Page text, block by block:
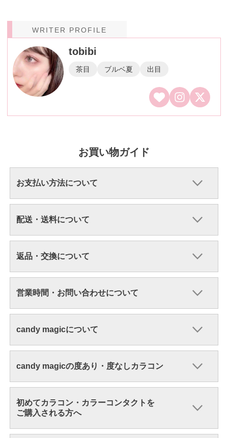
WRITER PROFILE
tobibi
茶目 ブルベ夏 出目
お買い物ガイド
お支払い方法について
配送・送料について
返品・交換について
営業時間・お問い合わせについて
candy magicについて
candy magicの度あり・度なしカラコン
初めてカラコン・カラーコンタクトを
ご購入される方へ